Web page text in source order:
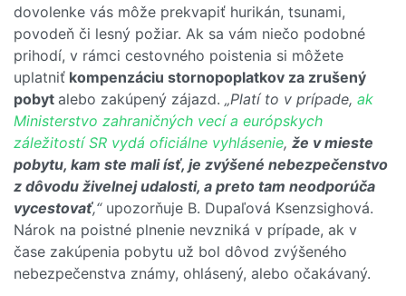
dovolenke vás môže prekvapiť hurikán, tsunami,
povodeň či lesný požiar. Ak sa vám niečo podobné
prihodí, v rámci cestovného poistenia si môžete
uplatniť kompenzáciu stornopoplatkov za zrušený
pobyt alebo zakúpený zájazd. „Platí to v prípade, ak
Ministerstvo zahraničných vecí a európskych
záležitostí SR vydá oficiálne vyhlásenie, že v mieste
pobytu, kam ste mali ísť, je zvýšené nebezpečenstvo
z dôvodu živelnej udalosti, a preto tam neodporúča
vycestovať,“upozorňuje B. Dupaľová Ksenzsighová.
Nárok na poistné plnenie nevzniká v prípade, ak v
čase zakúpenia pobytu už bol dôvod zvýšeného
nebezpečenstva známy, ohlásený, alebo očakávaný.